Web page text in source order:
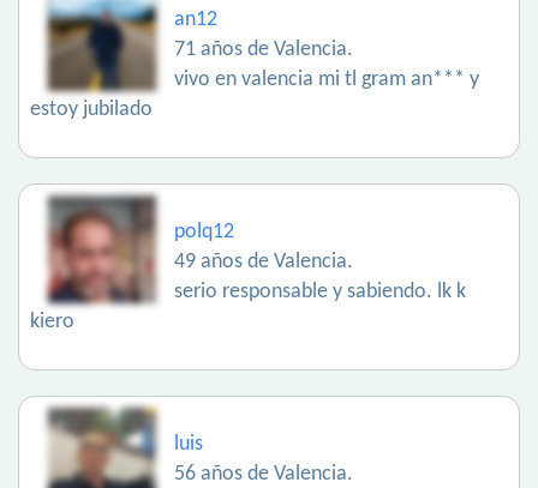
an12
71 años de Valencia.
vivo en valencia mi tl gram an*** y
estoy jubilado
polq12
49 años de Valencia.
serio responsable y sabiendo. lk k
kiero
luis
56 años de Valencia.